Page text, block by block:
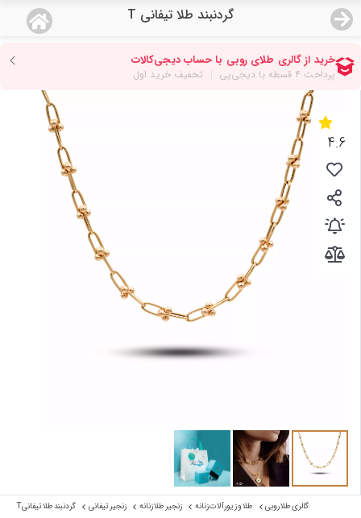
گردنبند طلا تیفانی T
منو
صفحه اصلی
دسته بندی محصولات
نمایندگی ها
مجله روبی
درباره ما
4.6
گالری طلا روبی طلا و زیورآلات زنانه زنجیر طلا زنانه زنجیر تیفانی گردنبند طلا تیفانی T